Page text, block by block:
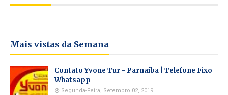
Mais vistas da Semana
Contato Yvone Tur - Parnaíba | Telefone Fixo
Whatsapp
Segunda-Feira, Setembro 02, 2019